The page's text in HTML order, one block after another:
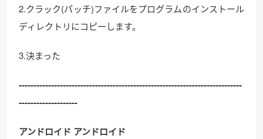
2.クラック(パッチ)ファイルをプログラムのインストール
ディレクトリにコピーします。
3.決まった
----------------------------------------------------------------------------
--------------------
アンドロイド アンドロイド